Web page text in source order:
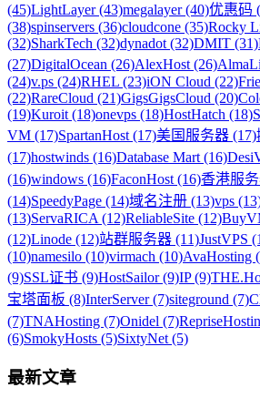
(45)LightLayer (43)megalayer (40)优惠码
(38)spinservers (36)cloudcone (35)Rocky
(32)SharkTech (32)dynadot (32)DMIT (31)
(27)DigitalOcean (26)AlexHost (26)
(24)v.ps (24)RHEL (23)iON Cloud (22)
(22)RareCloud (21)GigsGigsCloud (20)
(19)Kuroit (18)onevps (18)HostHatch (18)
VM (17)SpartanHost (17)美国服务器 (17)
(17)hostwinds (16)Database Mart (16)
(16)windows (16)FaconHost (16)香港服
(14)SpeedyPage (14)域名注册 (13)vps
(13)ServaRICA (12)ReliableSite (12)
(12)Linode (12)站群服务器 (11)JustVPS
(10)namesilo (10)virmach (10)AvaHosting
(9)SSL证书 (9)HostSailor (9)IP (9)
宝塔面板 (8)InterServer (7)siteground (7)
(7)TNAHosting (7)Onidel (7)
(6)SmokyHosts (5)SixtyNet (5)
最新文章